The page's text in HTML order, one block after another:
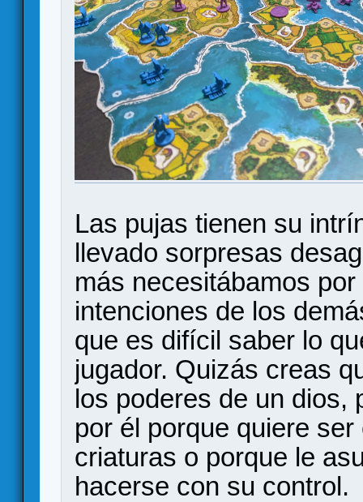
Las pujas tienen su
llevado sorpresas
más necesitábamos
intenciones de los
que es difícil saber lo
jugador. Quizás creas
los poderes de un dios,
por él porque quiere
criaturas o porque le
hacerse con su control.